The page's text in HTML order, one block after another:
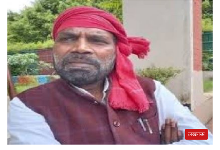
लखनऊ